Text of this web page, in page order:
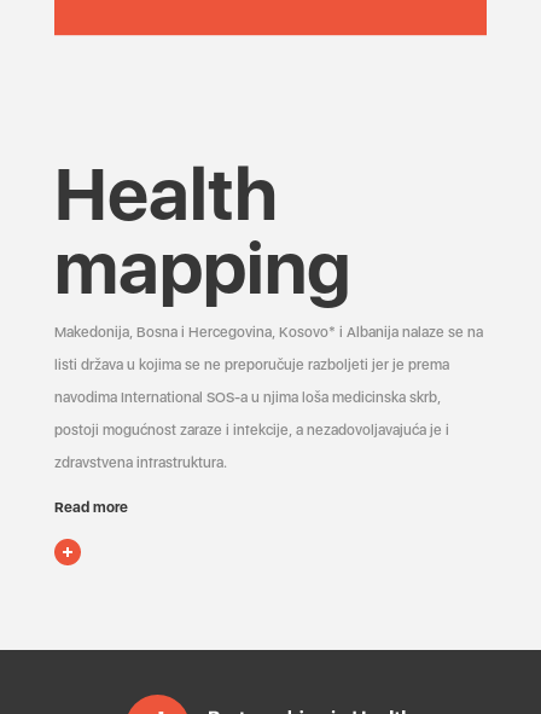
Health
mapping
Makedonija, Bosna i Hercegovina, Kosovo* i Albanija nalaze se na
listi država u kojima se ne preporučuje razboljeti jer je prema
navodima International SOS-a u njima loša medicinska skrb,
postoji mogućnost zaraze i infekcije, a nezadovoljavajuća je i
zdravstvena infrastruktura.
Read more